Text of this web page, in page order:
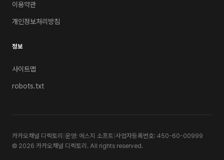
이용약관
개인정보처리방침
정보
사이트맵
robots.txt
카카오채널 디렉토리 운영: 에스지 소프트 사업자등록번호: 450-60-00999
© 2026 카카오채널 디렉토리. All rights reserved.